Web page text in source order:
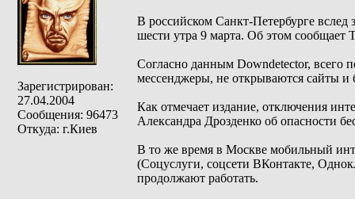
Зарегистрирован:
27.04.2004
Сообщения: 96473
Откуда: г.Киев
В российском Санкт-Петербурге
шести утра 9 марта. Об этом сообщает
Согласно данным Downdetector, всего
мессенджеры, не открываются сайты и
Как отмечает издание, отключения
Александра Дрозденко об опасности
В то же время в Москве мобильный
(Соцуслуги, соцсети ВКонтакте,
продолжают работать.